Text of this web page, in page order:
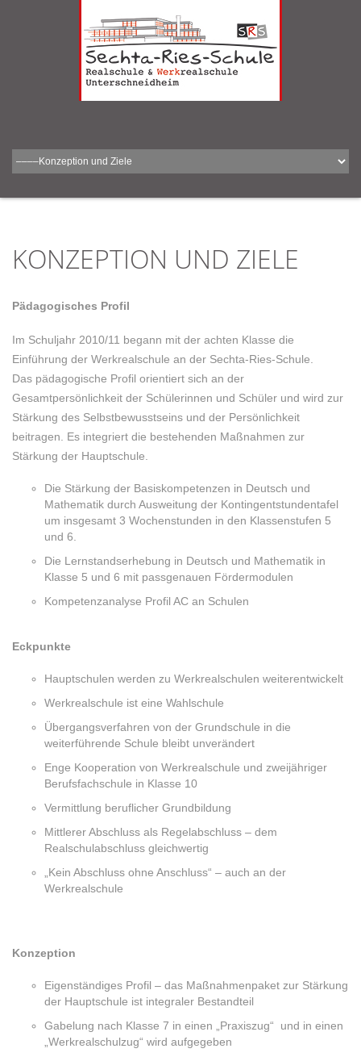
KONZEPTION UND ZIELE
Pädagogisches Profil
Im Schuljahr 2010/11 begann mit der achten Klasse die
Einführung der Werkrealschule an der Sechta-Ries-Schule.
Das pädagogische Profil orientiert sich an der
Gesamtpersönlichkeit der Schülerinnen und Schüler und wird zur
Stärkung des Selbstbewusstseins und der Persönlichkeit
beitragen. Es integriert die bestehenden Maßnahmen zur
Stärkung der Hauptschule.
Die Stärkung der Basiskompetenzen in Deutsch und
Mathematik durch Ausweitung der Kontingentstundentafel
um insgesamt 3 Wochenstunden in den Klassenstufen 5
und 6.
Die Lernstandserhebung in Deutsch und Mathematik in
Klasse 5 und 6 mit passgenauen Fördermodulen
Kompetenzanalyse Profil AC an Schulen
Eckpunkte
Hauptschulen werden zu Werkrealschulen weiterentwickelt
Werkrealschule ist eine Wahlschule
Übergangsverfahren von der Grundschule in die
weiterführende Schule bleibt unverändert
Enge Kooperation von Werkrealschule und zweijähriger
Berufsfachschule in Klasse 10
Vermittlung beruflicher Grundbildung
Mittlerer Abschluss als Regelabschluss – dem
Realschulabschluss gleichwertig
„Kein Abschluss ohne Anschluss“ – auch an der
Werkrealschule
Konzeption
Eigenständiges Profil – das Maßnahmenpaket zur Stärkung
der Hauptschule ist integraler Bestandteil
Gabelung nach Klasse 7 in einen „Praxiszug“ und in einen
„Werkrealschulzug“ wird aufgegeben